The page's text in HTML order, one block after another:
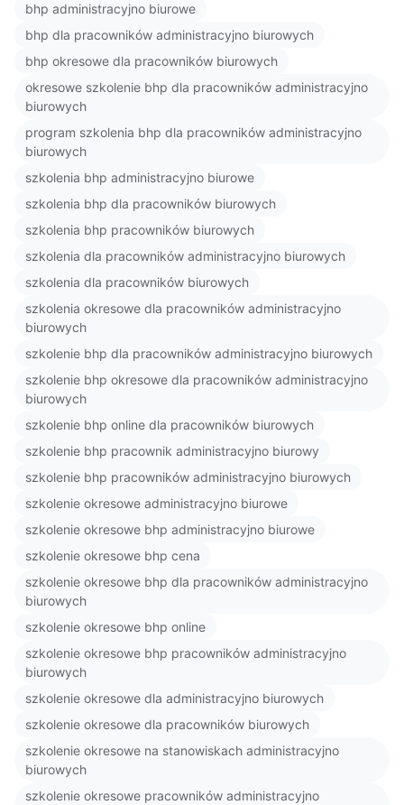
bhp administracyjno biurowe
bhp dla pracowników administracyjno biurowych
bhp okresowe dla pracowników biurowych
okresowe szkolenie bhp dla pracowników administracyjno
biurowych
program szkolenia bhp dla pracowników administracyjno
biurowych
szkolenia bhp administracyjno biurowe
szkolenia bhp dla pracowników biurowych
szkolenia bhp pracowników biurowych
szkolenia dla pracowników administracyjno biurowych
szkolenia dla pracowników biurowych
szkolenia okresowe dla pracowników administracyjno
biurowych
szkolenie bhp dla pracowników administracyjno biurowych
szkolenie bhp okresowe dla pracowników administracyjno
biurowych
szkolenie bhp online dla pracowników biurowych
szkolenie bhp pracownik administracyjno biurowy
szkolenie bhp pracowników administracyjno biurowych
szkolenie okresowe administracyjno biurowe
szkolenie okresowe bhp administracyjno biurowe
szkolenie okresowe bhp cena
szkolenie okresowe bhp dla pracowników administracyjno
biurowych
szkolenie okresowe bhp online
szkolenie okresowe bhp pracowników administracyjno
biurowych
szkolenie okresowe dla administracyjno biurowych
szkolenie okresowe dla pracowników biurowych
szkolenie okresowe na stanowiskach administracyjno
biurowych
szkolenie okresowe pracowników administracyjno